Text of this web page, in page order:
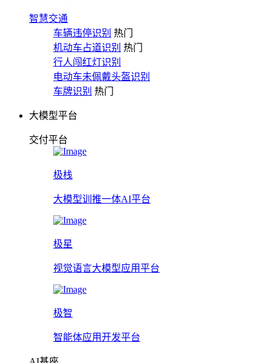
智慧交通
车辆违停识别 热门
机动车占道识别 热门
行人闯红灯识别
电动车未佩戴头盔识别
车牌识别 热门
大模型平台
交付平台
极栈
大模型训推一体AI平台
极星
视觉语言大模型应用平台
极智
智能体应用开发平台